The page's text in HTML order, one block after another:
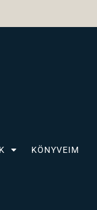
KÖNYVEIM